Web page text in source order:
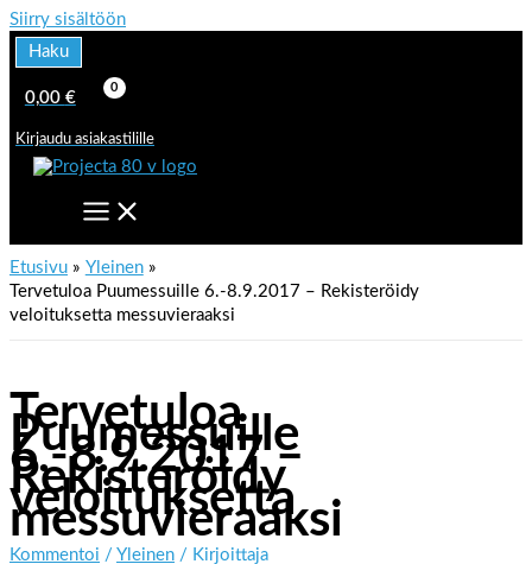
Siirry sisältöön
Haku
0,00 €
Kirjaudu asiakastilille
Etusivu
Yleinen
Tervetuloa Puumessuille 6.-8.9.2017 – Rekisteröidy
veloituksetta messuvieraaksi
Tervetuloa
Puumessuille
6.-8.9.2017 –
Rekisteröidy
veloituksetta
messuvieraaksi
Kommentoi / Yleinen / Kirjoittaja